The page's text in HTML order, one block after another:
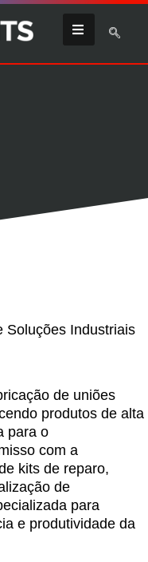
Soluções Industriais
de uniões
produtos de alta
para o
com a
kits de reparo,
de
para
e produtividade da